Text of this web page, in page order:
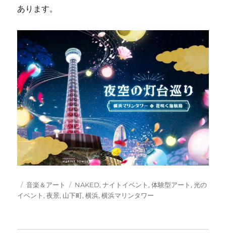
あります。
投
稿
カ
テ
音楽＆アート
タ
グ
NAKED,ナイトイベント ,体験型アート ,光の
イベント ,夜景, 山下町,横浜,横浜マリンタワー